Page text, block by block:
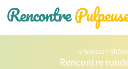
Annonces>
Rencontre